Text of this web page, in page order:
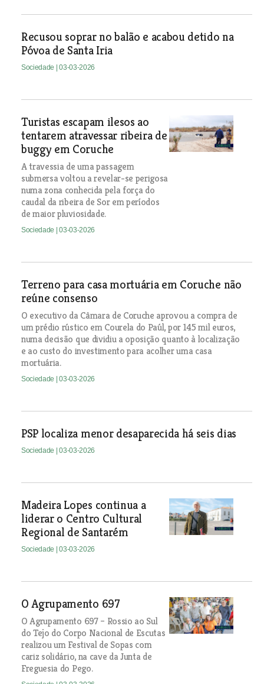
Recusou soprar no balão e acabou detido na
Póvoa de Santa Iria
Sociedade | 03-03-2026
Turistas escapam ilesos ao
tentarem atravessar ribeira de
buggy em Coruche
A travessia de uma passagem
submersa voltou a revelar-se perigosa
numa zona conhecida pela força do
caudal da ribeira de Sor em períodos
de maior pluviosidade.
Sociedade | 03-03-2026
Terreno para casa mortuária em Coruche não
reúne consenso
O executivo da Câmara de Coruche aprovou a compra de
um prédio rústico em Courela do Paúl, por 145 mil euros,
numa decisão que dividiu a oposição quanto à localização
e ao custo do investimento para acolher uma casa
mortuária.
Sociedade | 03-03-2026
PSP localiza menor desaparecida há seis dias
Sociedade | 03-03-2026
Madeira Lopes continua a
liderar o Centro Cultural
Regional de Santarém
Sociedade | 03-03-2026
O Agrupamento 697
O Agrupamento 697 – Rossio ao Sul
do Tejo do Corpo Nacional de Escutas
realizou um Festival de Sopas com
cariz solidário, na cave da Junta de
Freguesia do Pego.